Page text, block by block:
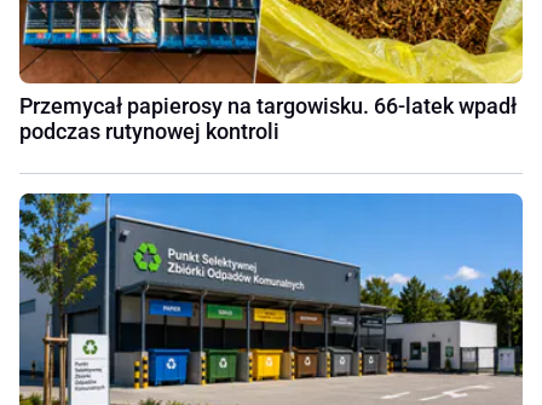
Przemycał papierosy na targowisku. 66-latek wpadł
podczas rutynowej kontroli